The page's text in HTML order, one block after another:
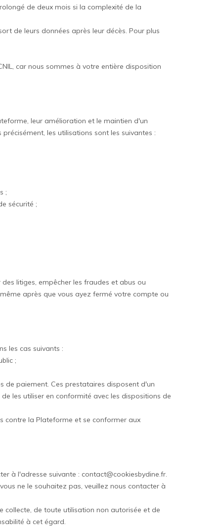
de deux mois si la complexité de la
de leurs données après leur décès. Pour plus
car nous sommes à votre entière disposition
leur amélioration et le maintien d'un
les utilisations sont les suivantes :
;
sécurité ;
litiges, empêcher les fraudes et abus ou
après que vous ayez fermé votre compte ou
les cas suivants :
;
de paiement. Ces prestataires disposent d'un
les utiliser en conformité avec les dispositions de
contre la Plateforme et se conformer aux
à l'adresse suivante : contact@cookiesbydine.fr.
ne le souhaitez pas, veuillez nous contacter à
collecte, de toute utilisation non autorisée et de
à cet égard.